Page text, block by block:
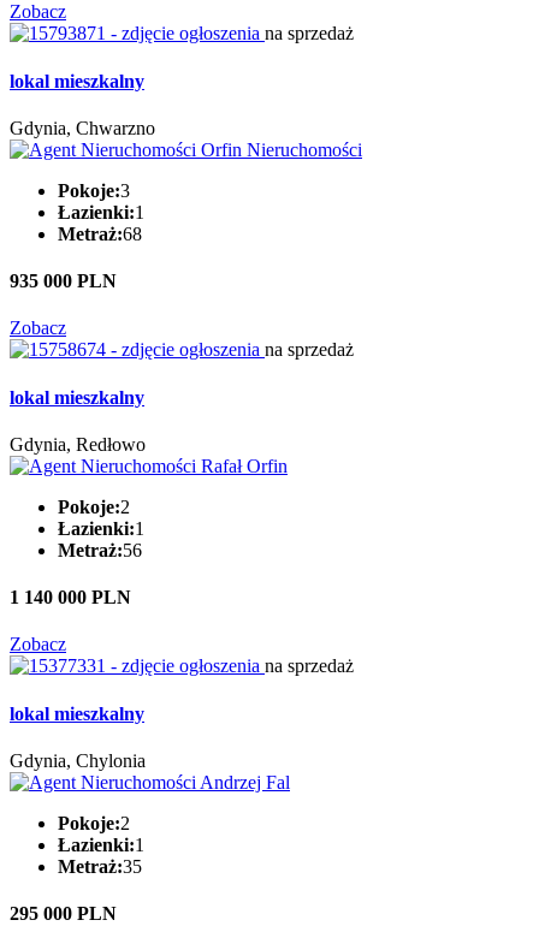
Zobacz
na sprzedaż
lokal mieszkalny
Gdynia, Chwarzno
Pokoje:3
Łazienki:1
Metraż:68
935 000 PLN
Zobacz
na sprzedaż
lokal mieszkalny
Gdynia, Redłowo
Pokoje:2
Łazienki:1
Metraż:56
1 140 000 PLN
Zobacz
na sprzedaż
lokal mieszkalny
Gdynia, Chylonia
Pokoje:2
Łazienki:1
Metraż:35
295 000 PLN